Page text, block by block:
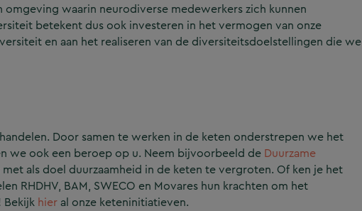
waarin neurodiverse medewerkers zich kunnen
betekent dus ook investeren in het vermogen van onze
en aan het realiseren van de diversiteitsdoelstellingen die we
Door samen te werken in de keten onderstrepen we het
we ook een beroep op u. Neem bijvoorbeeld de Duurzame
als doel duurzaamheid in de keten te vergroten. Of ken je het
RHDHV, BAM, SWECO en Movares hun krachten om het
Bekijk hier al onze keteninitiatieven.